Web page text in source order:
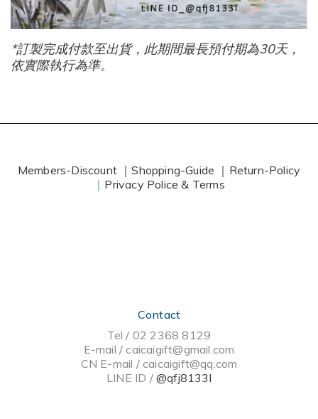
*訂製完成付款至出貨，此期間最長預付期為30天，
依實際執行為準。
Members-Discount ｜Shopping-Guide ｜ Return-Policy
｜ Privacy Police & Terms
Contact
Tel / 02 2368 8129
E-mail / caicaigift@gmail.com
CN E-mail / caicaigift@qq.com
LINE ID /@qfj8133l